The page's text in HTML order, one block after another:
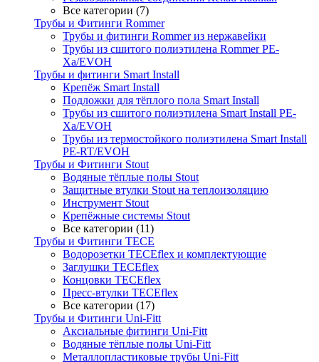
Все категории (7)
Трубы и Фитинги Rommer
Трубы и фитинги Rommer из нержавейки
Трубы из сшитого полиэтилена Rommer PE-
Xa/EVOH
Трубы и фитинги Smart Install
Крепёж Smart Install
Подложки для тёплого пола Smart Install
Трубы из сшитого полиэтилена Smart Install PE-
Xa/EVOH
Трубы из термостойкого полиэтилена Smart Install
PE-RT/EVOH
Трубы и Фитинги Stout
Водяные тёплые полы Stout
Защитные втулки Stout на теплоизоляцию
Инструмент Stout
Крепёжные системы Stout
Все категории (11)
Трубы и Фитинги TECE
Водорозетки TECEflex и комплектующие
Заглушки TECEflex
Концовки TECEflex
Пресс-втулки TECEflex
Все категории (17)
Трубы и Фитинги Uni-Fitt
Аксиальные фитинги Uni-Fitt
Водяные тёплые полы Uni-Fitt
Металлопластиковые трубы Uni-Fitt